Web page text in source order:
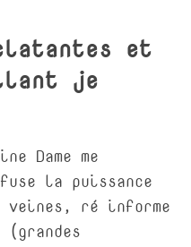
et
je
Dame me
la puissance
veines, ré informe